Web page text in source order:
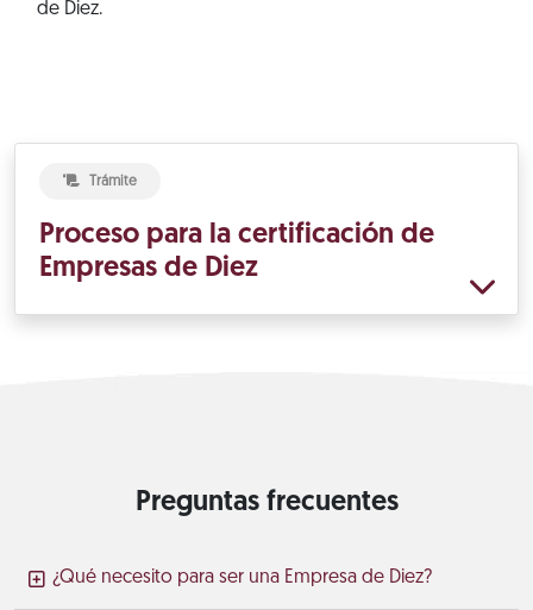
de Diez.
Trámite
Proceso para la certificación de
Empresas de Diez
Preguntas frecuentes
¿Qué necesito para ser una Empresa de Diez?